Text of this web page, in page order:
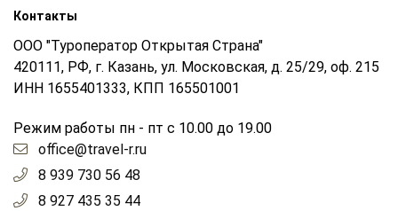
Контакты
ООО "Туроператор Открытая Страна"
420111, РФ, г. Казань, ул. Московская, д. 25/29, оф. 215
ИНН 1655401333, КПП 165501001
Режим работы пн - пт с 10.00 до 19.00
office@travel-r.ru
8 939 730 56 48
8 927 435 35 44